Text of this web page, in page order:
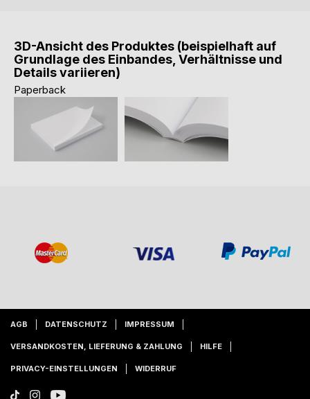
3D-Ansicht des Produktes (beispielhaft auf
Grundlage des Einbandes, Verhältnisse und
Details variieren)
Paperback
AGB DATENSCHUTZ IMPRESSUM
VERSANDKOSTEN, LIEFERUNG & ZAHLUNG HILFE
PRIVACY-EINSTELLUNGEN WIDERRUF